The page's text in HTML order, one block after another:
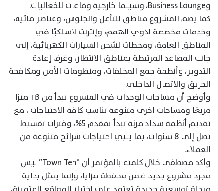
وBusiness Lounge، وسينما خارجية وقاعات للفعاليات.
كما يضم المشروع مناطق للتأمل والجلوس، وعناصر مائية،
وخدمات مخصصة لذوي الهمم، وإنترنت لاسلكيًا في
المناطق العامة، ومحطات لشحن السيارات الكهربائية، إلى
جانب المصاعد المرتبطة بمناطق الانتظار، وغرف إعادة
التدوير، وأنظمة جمع المخلفات، ومنظومات الأمن ومكافحة
الحريق والاتصال الداخلي.
وأوضح أن مساحات الوحدات في المشروع تبدأ من ١١٣ مترًا
مربعًا ومساحات اخرى متنوعة تناسب كافة الاحتياجات ، مع
تقديم أنظمة سداد مرنة تبدأ بمقدم 5%، وفترات تقسيط
تصل إلى 8 سنوات، بما يلبي احتياجات شرائح متنوعة من
العملاء.
وأكد مصطفى خلال كلمته بالمؤتمر أن “Town Ten” ليس
مجرد مشروع جديد ضمن محفظة مزايا، وإنما يمثل بداية